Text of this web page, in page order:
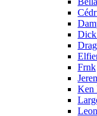
Frnk
Ken